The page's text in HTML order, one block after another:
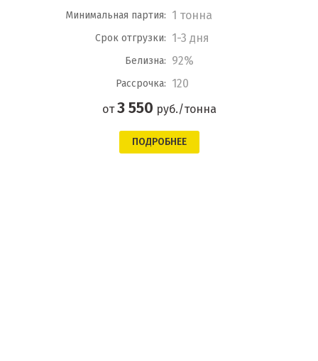
Минимальная партия: 1 тонна
Срок отгрузки: 1-3 дня
Белизна: 92%
Рассрочка: 120
от3 550 руб./тонна
ПОДРОБНЕЕ